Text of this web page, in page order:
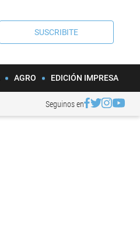
SUSCRIBITE
AGRO EDICIÓN IMPRESA
Seguinos en